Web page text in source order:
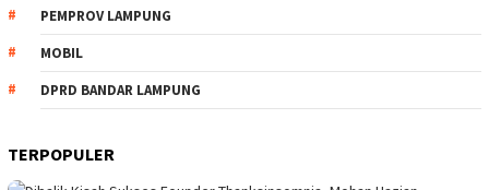
PEMPROV LAMPUNG
MOBIL
DPRD BANDAR LAMPUNG
TERPOPULER